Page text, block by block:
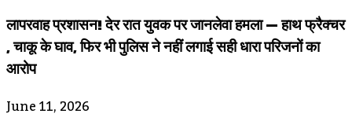
लापरवाह प्रशासन! देर रात युवक पर जानलेवा हमला — हाथ फ्रैक्चर
, चाकू के घाव, फिर भी पुलिस ने नहीं लगाई सही धारा परिजनों का
आरोप
June 11, 2026